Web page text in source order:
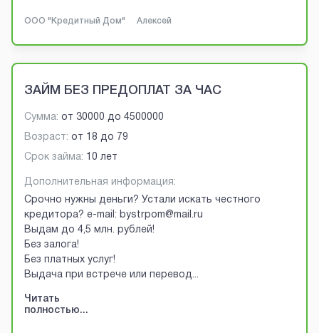
ООО "Кредитный Дом" Алексей
ЗАЙМ БЕЗ ПРЕДОПЛАТ ЗА ЧАС
Сумма: от 30000 до 4500000
Возраст: от 18 до 79
Срок займа: 10 лет
Дополнительная информация:
Срочно нужны деньги? Устали искать честного
кредитора? e-mail: bystrpom@mail.ru
Выдам до 4,5 млн. рублей!
Без залога!
Без платных услуг!
Выдача при встрече или перевод...
Читать
полностью...